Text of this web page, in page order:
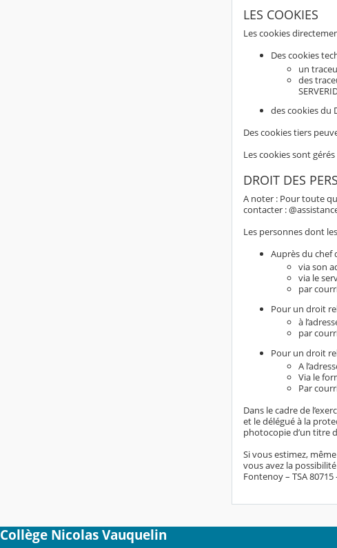
LES COOKIES
Les cookies
Des cookies
un
des
des cookies du
Des cookies tiers
Les cookies sont
DROIT DES
A noter : Pour toute
contacter :
Les personnes dont
Auprès du chef
via son
via le
par
Pour un droit
à
par
Pour un droit
A
Via le
Par
Dans le cadre de
et le délégué à la
photocopie d’un titre
Si vous estimez,
vous avez la
Fontenoy – TSA
Collège Nicolas Vauquelin